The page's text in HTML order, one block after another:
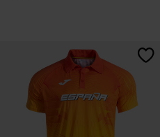
5 sobre 5 de valoración de clientes